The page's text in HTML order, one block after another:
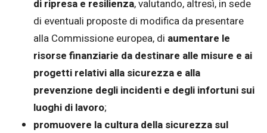
di ripresa e resilienza, valutando, altresì, in sede
di eventuali proposte di modifica da presentare
alla Commissione europea, di aumentare le
risorse finanziarie da destinare alle misure e ai
progetti relativi alla sicurezza e alla
prevenzione degli incidenti e degli infortuni sui
luoghi di lavoro;
promuovere la cultura della sicurezza sul